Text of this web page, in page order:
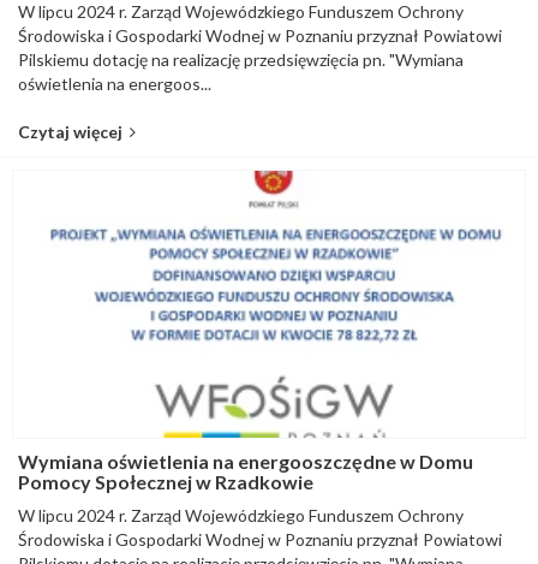
W lipcu 2024 r. Zarząd Wojewódzkiego Funduszem Ochrony
Środowiska i Gospodarki Wodnej w Poznaniu przyznał Powiatowi
Pilskiemu dotację na realizację przedsięwzięcia pn. "Wymiana
oświetlenia na energoos...
Czytaj więcej
Wymiana oświetlenia na energooszczędne w Domu
Pomocy Społecznej w Rzadkowie
W lipcu 2024 r. Zarząd Wojewódzkiego Funduszem Ochrony
Środowiska i Gospodarki Wodnej w Poznaniu przyznał Powiatowi